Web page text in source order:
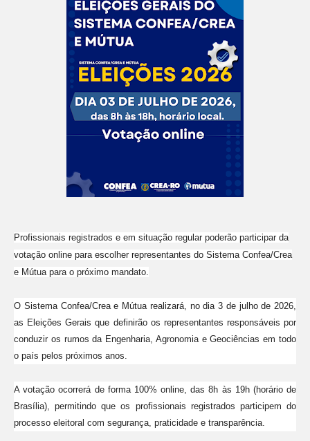
Profissionais registrados e em situação regular poderão participar da
votação online para escolher representantes do Sistema Confea/Crea
e Mútua para o próximo mandato.
O Sistema Confea/Crea e Mútua realizará, no dia 3 de julho de 2026,
as Eleições Gerais que definirão os representantes responsáveis por
conduzir os rumos da Engenharia, Agronomia e Geociências em todo
o país pelos próximos anos.
A votação ocorrerá de forma 100% online, das 8h às 19h (horário de
Brasília), permitindo que os profissionais registrados participem do
processo eleitoral com segurança, praticidade e transparência.